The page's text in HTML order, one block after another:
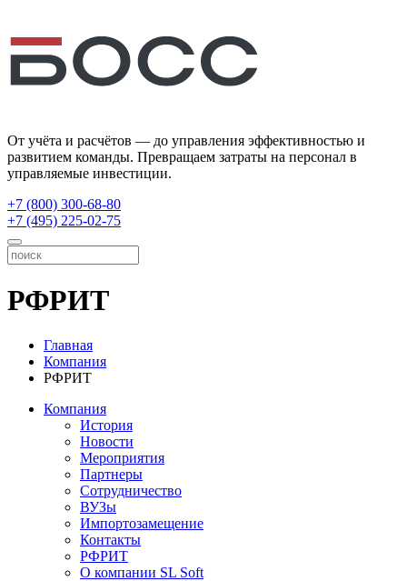
От учёта и расчётов — до управления эффективностью и
развитием команды. Превращаем затраты на персонал в
управляемые инвестиции.
+7 (800) 300-68-80
+7 (495) 225-02-75
РФРИТ
Главная
Компания
РФРИТ
Компания
История
Новости
Мероприятия
Партнеры
Сотрудничество
ВУЗы
Импортозамещение
Контакты
РФРИТ
О компании SL Soft